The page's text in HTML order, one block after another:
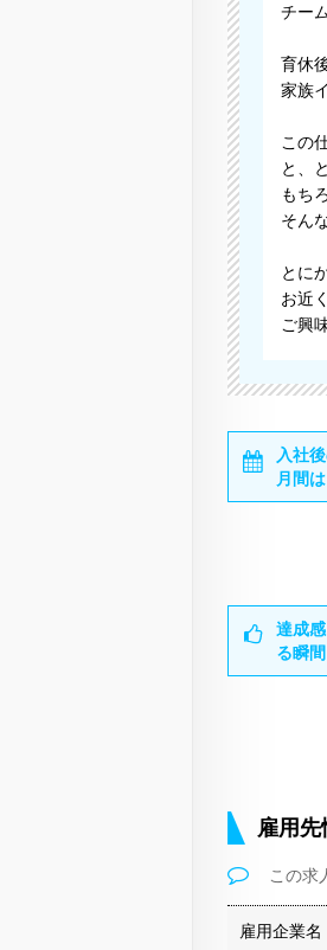
チー
育休
家族
この
と、
もち
そん
とに
お近
ご興
入社
月間は
達成
る瞬間
雇用先
この求
雇用企業名